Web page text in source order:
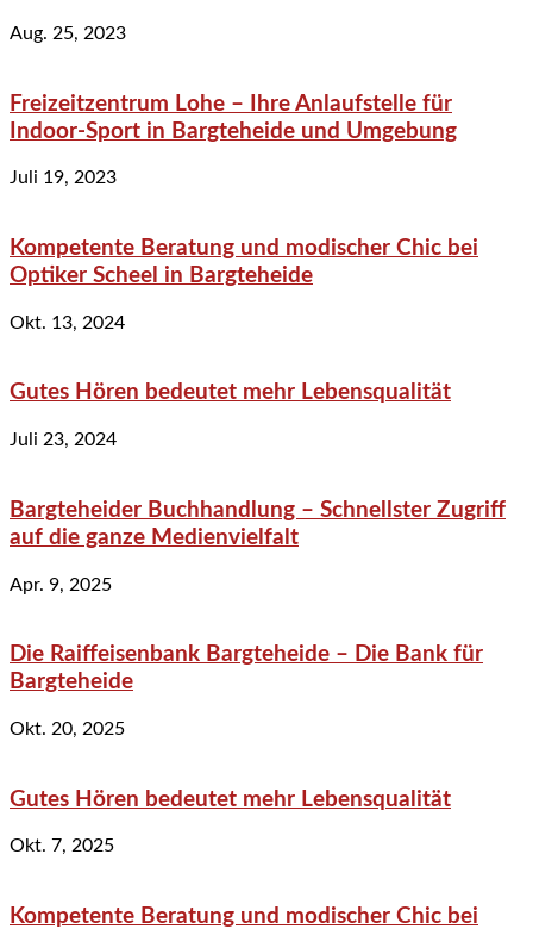
Aug. 25, 2023
Freizeitzentrum Lohe – Ihre Anlaufstelle für
Indoor-Sport in Bargteheide und Umgebung
Juli 19, 2023
Kompetente Beratung und modischer Chic bei
Optiker Scheel in Bargteheide
Okt. 13, 2024
Gutes Hören bedeutet mehr Lebensqualität
Juli 23, 2024
Bargteheider Buchhandlung – Schnellster Zugriff
auf die ganze Medienvielfalt
Apr. 9, 2025
Die Raiffeisenbank Bargteheide – Die Bank für
Bargteheide
Okt. 20, 2025
Gutes Hören bedeutet mehr Lebensqualität
Okt. 7, 2025
Kompetente Beratung und modischer Chic bei